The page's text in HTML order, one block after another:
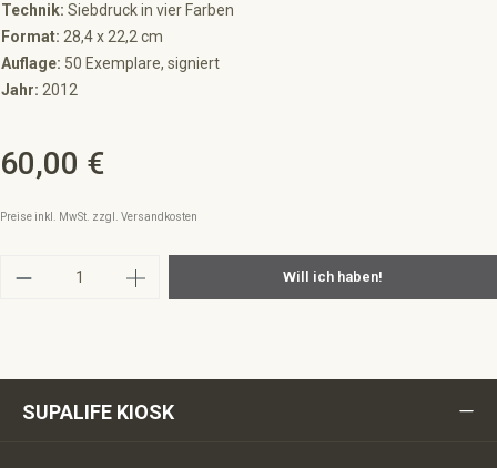
Technik: Siebdruck in vier Farben
Format: 28,4 x 22,2 cm
Auflage: 50 Exemplare, signiert
Jahr: 2012
Regulärer Preis:
60,00 €
Preise inkl. MwSt. zzgl. Versandkosten
Produkt Anzahl: Gib den gewünschten Wert
Will ich haben!
SUPALIFE KIOSK